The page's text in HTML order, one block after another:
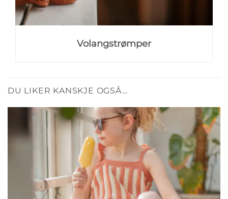
Volangstrømper
DU LIKER KANSKJE OGSÅ…